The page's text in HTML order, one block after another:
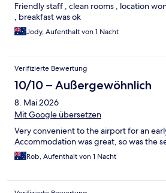
Friendly staff , clean rooms , location
, breakfast was ok
Jody, Aufenthalt von 1 Nacht
Verifizierte Bewertung
10/10 – Außergewöhnlich
8. Mai 2026
Mit Google übersetzen
Very convenient to the airport for an
Accommodation was great, so was the
Rob, Aufenthalt von 1 Nacht